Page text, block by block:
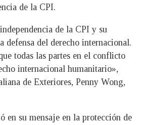
de la CPI.
de la CPI y su
defensa del derecho internacional.
todas las partes en el conflicto
internacional humanitario»,
de Exteriores, Penny Wong,
en su mensaje en la protección de